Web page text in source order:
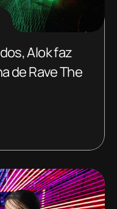
Alok faz
de Rave The